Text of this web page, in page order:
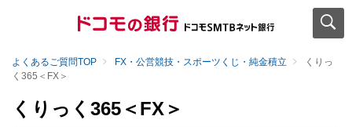
よくあるご質問TOP FX・公営競技・スポーツくじ・純金積立
くりっ
く365＜FX＞
くりっく365＜FX＞